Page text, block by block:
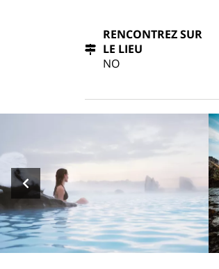
RENCONTREZ SUR
LE LIEU
NO